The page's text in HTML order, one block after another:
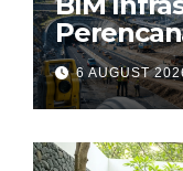
6 AUGUST